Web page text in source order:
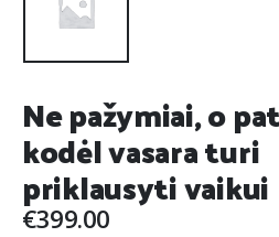
Ne pažymiai, o
kodėl vasara turi
priklausyti vaikui
€399.00